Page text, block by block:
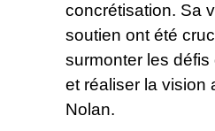
concrétisation. Sa
soutien ont été
surmonter les
et réaliser la vision
Nolan.